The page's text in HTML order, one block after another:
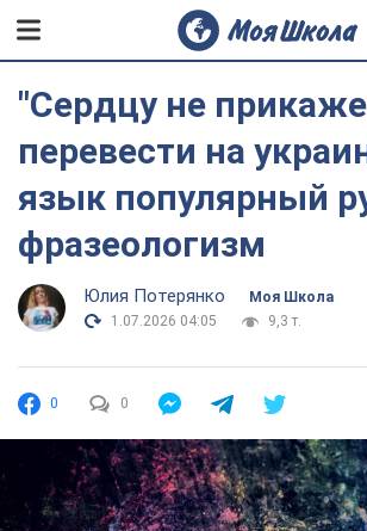
"Сердцу не
перевести на
язык популярный
фразеологизм
Юлия Потерянко
Моя Школа
1.07.2026 04:05
9,3 т.
0 0